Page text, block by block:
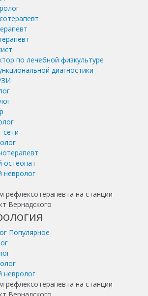
по лечебной физкультуре
диагностики
сети
остеопат
невролог
Популярное
невролог